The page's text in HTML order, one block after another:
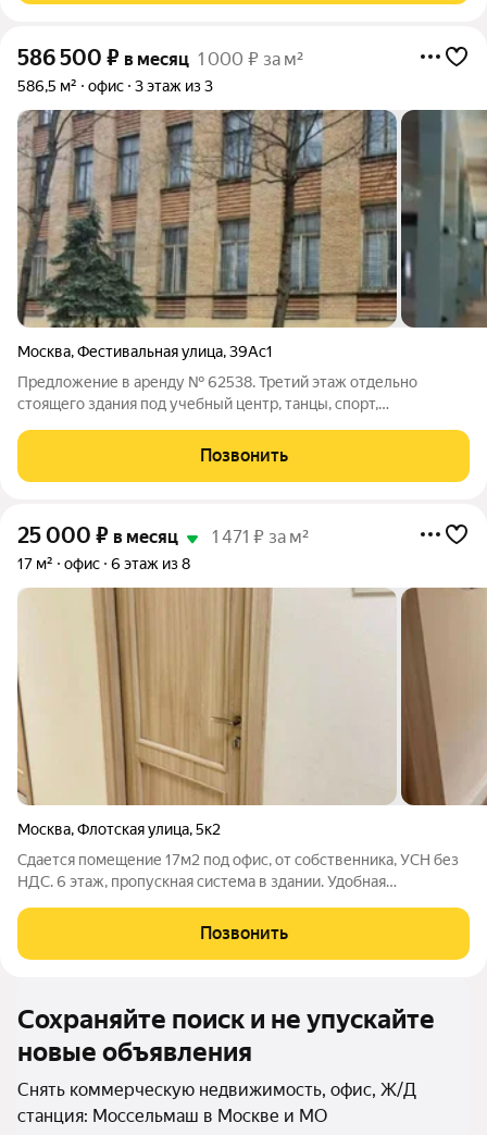
586 500 ₽ в месяц 1 000 ₽ за м²
586,5 м² офис 3 этаж из 3
Москва,Фестивальная улица,39Ас1
Предложение в аренду № 62538. Третий этаж отдельно
стоящего здания под учебный центр, танцы, спорт,
АО "Бизнес-Недвижимость". . Административное здание из 3-
х этажей. Лифт отсутствует. .
Позвонить
25 000 ₽ в месяц 1 471 ₽ за м²
17 м² офис 6 этаж из 8
Москва,Флотская улица,5к2
Сдается помещение 17м2 под офис, от собственника, УСН без
НДС. 6 этаж, пропускная система в здании. Удобная
в стоимость, кроме электроэнергии - по счетчику.
Позвонить
Сохраняйте поиск и не упускайте
новые объявления
Снять коммерческую недвижимость, офис, Ж/Д
станция: Моссельмаш в Москве и МО